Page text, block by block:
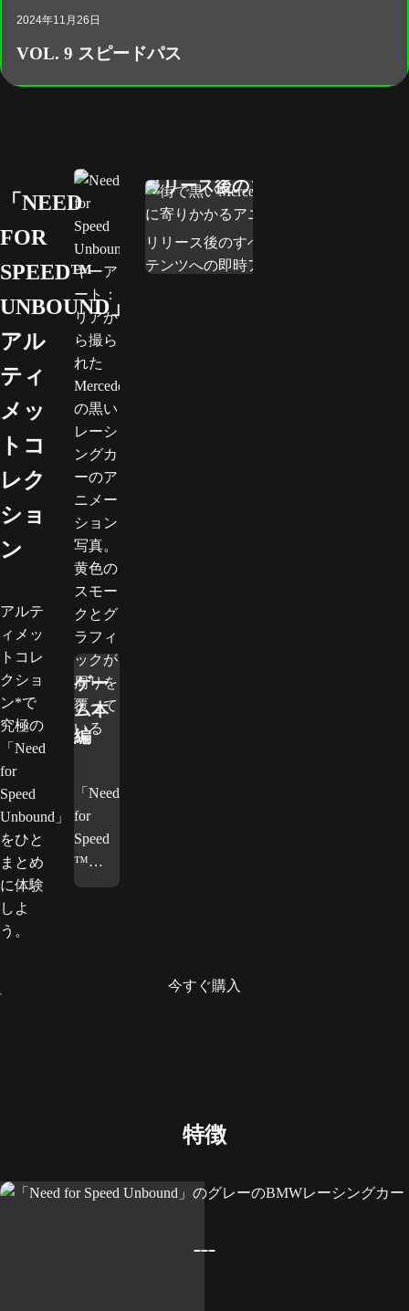
2024年11月26日
VOL. 9 スピードパス
「NEED
FOR
SPEED™
UNBOUND」
アル
ティ
メッ
トコ
レク
ショ
ン
アルテ
ィメッ
トコレ
クショ
ン*で
究極の
「Need
for
Speed
Unbound」
をひと
まとめ
に体験
しよ
う。
ゲー
ム本
編
「Need
for
Speed
™
Unbou
リリース後のコンテンツ
リリース後のすべてのプレミアムコン
テンツへの即時アクセス。
今すぐ購入
特徴